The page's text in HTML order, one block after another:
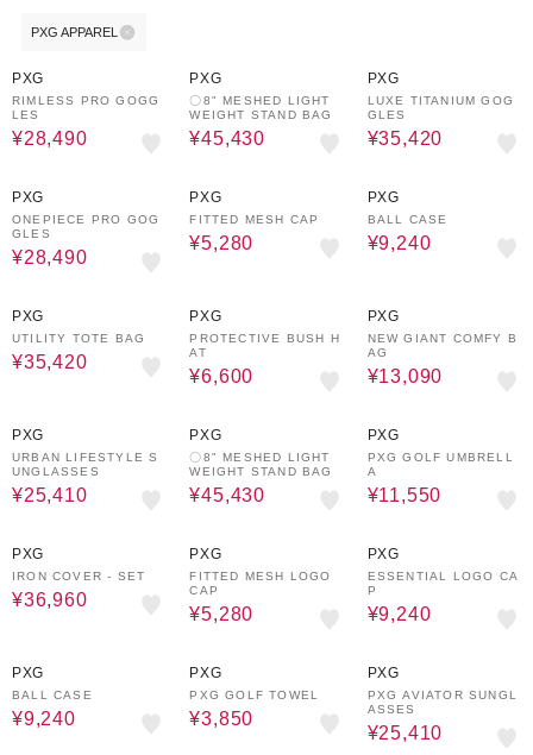
PXG APPAREL
PXG
RIMLESS PRO GOGG
LES
¥28,490
PXG
〇8" MESHED LIGHT
WEIGHT STAND BAG
¥45,430
PXG
LUXE TITANIUM GOG
GLES
¥35,420
PXG
ONEPIECE PRO GOG
GLES
¥28,490
PXG
FITTED MESH CAP
¥5,280
PXG
BALL CASE
¥9,240
PXG
UTILITY TOTE BAG
¥35,420
PXG
PROTECTIVE BUSH H
AT
¥6,600
PXG
NEW GIANT COMFY B
AG
¥13,090
PXG
URBAN LIFESTYLE S
UNGLASSES
¥25,410
PXG
〇8" MESHED LIGHT
WEIGHT STAND BAG
¥45,430
PXG
PXG GOLF UMBRELL
A
¥11,550
PXG
IRON COVER - SET
¥36,960
PXG
FITTED MESH LOGO
CAP
¥5,280
PXG
ESSENTIAL LOGO CA
P
¥9,240
PXG
BALL CASE
¥9,240
PXG
PXG GOLF TOWEL
¥3,850
PXG
PXG AVIATOR SUNGL
ASSES
¥25,410